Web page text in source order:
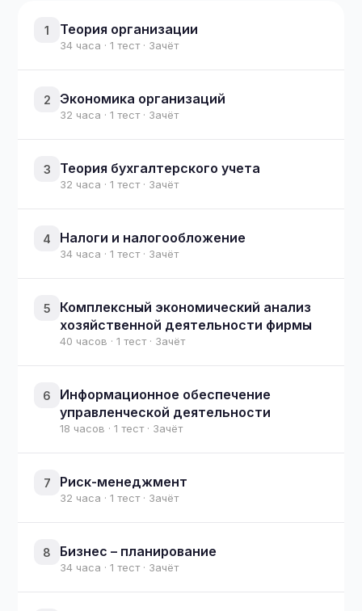
1 Теория организации
34 часа · 1 тест · Зачёт
2 Экономика организаций
32 часа · 1 тест · Зачёт
3 Теория бухгалтерского учета
32 часа · 1 тест · Зачёт
4 Налоги и налогообложение
34 часа · 1 тест · Зачёт
5
Комплексный экономический анализ
хозяйственной деятельности фирмы
40 часов · 1 тест · Зачёт
6
Информационное обеспечение
управленческой деятельности
18 часов · 1 тест · Зачёт
7 Риск-менеджмент
32 часа · 1 тест · Зачёт
8 Бизнес – планирование
34 часа · 1 тест · Зачёт